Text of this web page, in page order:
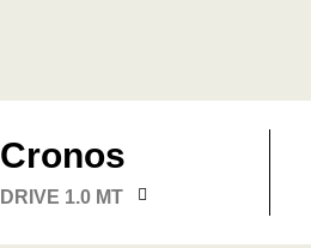
Cronos
DRIVE 1.0 MT